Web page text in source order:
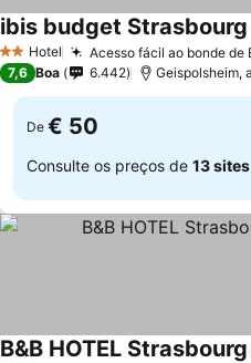
2 Estrelas
Hotel Acesso fácil ao bonde de
7,6 Boa 6.442 Geispolsheim,
De € 50
Consulte os preços de 13 sites
B&B HOTEL